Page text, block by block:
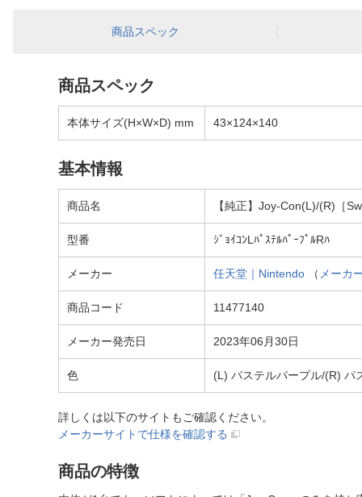
商品スペック
商品スペック
本体サイズ(H×W×D) mm 43×124×140
基本情報
商品名 【純正】Joy-Con(L)/(R)［
型番 ｼﾞｮｲｺﾝLﾊﾟｽﾃﾙﾊﾟｰﾌﾟﾙRﾊ
メーカー 任天堂｜Nintendo （ メーカ
商品コード 11477140
メーカー発売日 2023年06月30日
色 (L) パステルパープル/(R) パ
詳しくは以下のサイトもご確認ください。
メーカーサイトで仕様を確認する
商品の特徴